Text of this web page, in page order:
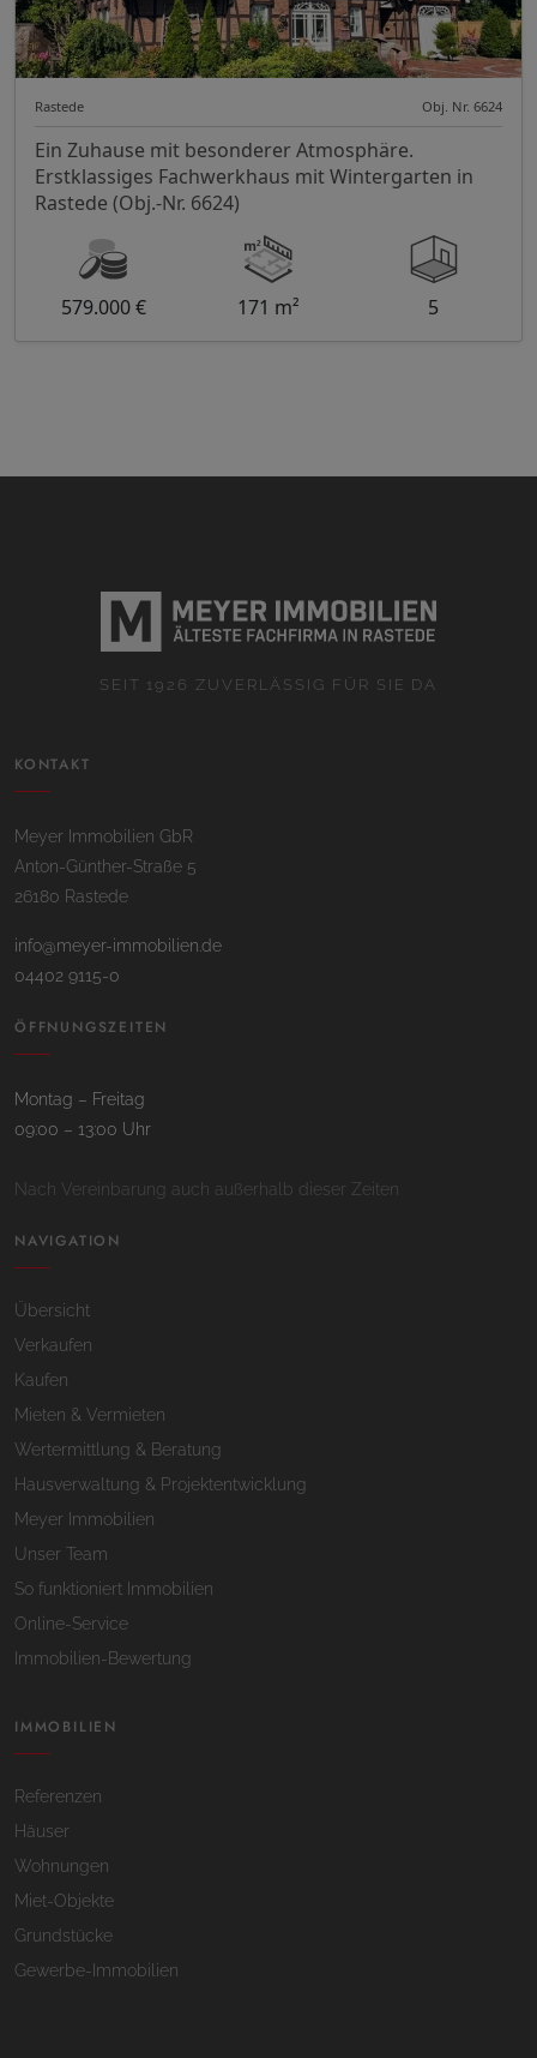
Rastede Obj. Nr. 6624
Ein Zuhause mit besonderer Atmosphäre.
Erstklassiges Fachwerkhaus mit Wintergarten in
Rastede (Obj.-Nr. 6624)
579.000 € 171 m² 5
SEIT 1926 ZUVERLÄSSIG FÜR SIE DA
KONTAKT
Meyer Immobilien GbR
Anton-Günther-Straße 5
26180 Rastede
info@meyer-immobilien.de
04402 9115-0
ÖFFNUNGSZEITEN
Montag – Freitag
09:00 – 13:00 Uhr
Nach Vereinbarung auch außerhalb dieser Zeiten
NAVIGATION
Übersicht
Verkaufen
Kaufen
Mieten & Vermieten
Wertermittlung & Beratung
Hausverwaltung & Projektentwicklung
Meyer Immobilien
Unser Team
So funktioniert Immobilien
Online-Service
Immobilien-Bewertung
IMMOBILIEN
Referenzen
Häuser
Wohnungen
Miet-Objekte
Grundstücke
Gewerbe-Immobilien